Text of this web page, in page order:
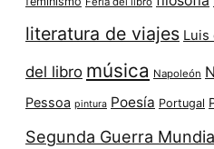
literatura de viajes Luis
del libro música Napoleón
Pessoa pintura Poesía Portugal
Segunda Guerra